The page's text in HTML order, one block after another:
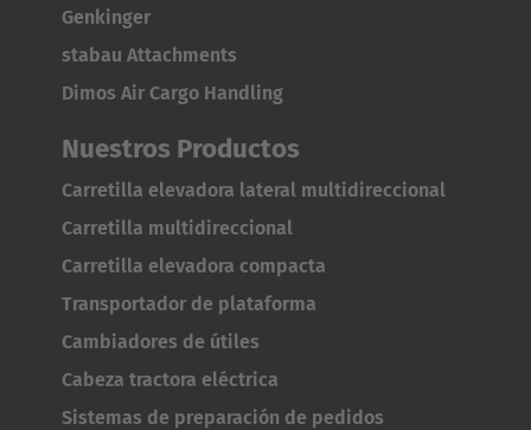
AMERICA
Genkinger
stabau Attachments
Dimos Air Cargo Handling
Nuestros Productos
Carretilla elevadora lateral multidireccional
Carretilla multidireccional
Carretilla elevadora compacta
Transportador de plataforma
Cambiadores de útiles
Cabeza tractora eléctrica
Sistemas de preparación de pedidos